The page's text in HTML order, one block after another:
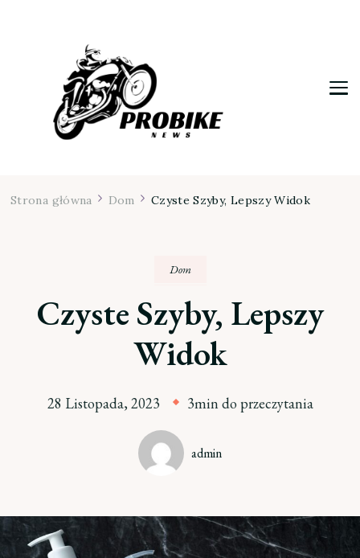
Strona główna Dom Czyste Szyby, Lepszy Widok
Dom
Czyste Szyby, Lepszy
Widok
28 Listopada, 2023 3min do przeczytania
admin